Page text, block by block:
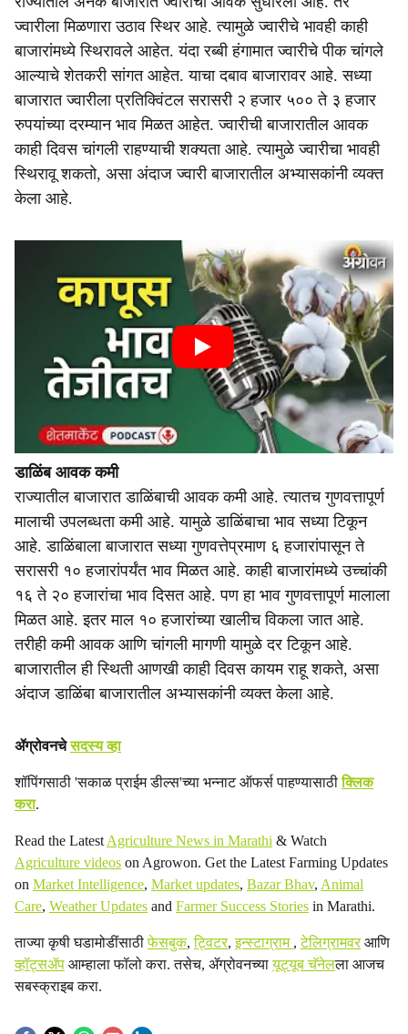
ज्वारीला मिळणारा उठाव स्थिर आहे. त्यामुळे ज्वारीचे भावही काही
बाजारांमध्ये स्थिरावले आहेत. यंदा रब्बी हंगामात ज्वारीचे पीक चांगले
आल्याचे शेतकरी सांगत आहेत. याचा दबाव बाजारावर आहे. सध्या
बाजारात ज्वारीला प्रतिक्विंटल सरासरी २ हजार ५०० ते ३ हजार
रुपयांच्या दरम्यान भाव मिळत आहेत. ज्वारीची बाजारातील आवक
काही दिवस चांगली राहण्याची शक्यता आहे. त्यामुळे ज्वारीचा भावही
स्थिरावू शकतो, असा अंदाज ज्वारी बाजारातील अभ्यासकांनी व्यक्त
केला आहे.
डाळिंब आवक कमी
राज्यातील बाजारात डाळिंबाची आवक कमी आहे. त्यातच गुणवत्तापूर्ण
मालाची उपलब्धता कमी आहे. यामुळे डाळिंबाचा भाव सध्या टिकून
आहे. डाळिंबाला बाजारात सध्या गुणवत्तेप्रमाण ६ हजारांपासून ते
सरासरी १० हजारांपर्यंत भाव मिळत आहे. काही बाजारांमध्ये उच्चांकी
१६ ते २० हजारांचा भाव दिसत आहे. पण हा भाव गुणवत्तापूर्ण मालाला
मिळत आहे. इतर माल १० हजारांच्या खालीच विकला जात आहे.
तरीही कमी आवक आणि चांगली मागणी यामुळे दर टिकून आहे.
बाजारातील ही स्थिती आणखी काही दिवस कायम राहू शकते, असा
अंदाज डाळिंबा बाजारातील अभ्यासकांनी व्यक्त केला आहे.
ॲग्रोवनचेसदस्य व्हा
शॉपिंगसाठी 'सकाळ प्राईम डील्स'च्या भन्नाट ऑफर्स पाहण्यासाठीक्लिक
करा.
Read the Latest Agriculture News in Marathi & Watch
Agriculture videos on Agrowon. Get the Latest Farming Updates
on Market Intelligence, Market updates, Bazar Bhav, Animal
Care, Weather Updates and Farmer Success Stories in Marathi.
ताज्या कृषी घडामोडींसाठीफेसबुक,ट्विटर,इन्स्टाग्राम ,टेलिग्रामवरआणि
व्हॉट्सॲप आम्हाला फॉलो करा. तसेच, ॲग्रोवनच्यायूट्यूब चॅनेलला आजच
सबस्क्राइब करा.